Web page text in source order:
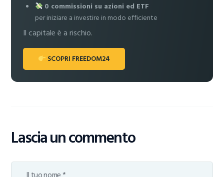
0 commissioni su azioni ed ETF
per iniziare a investire in modo efficiente
Il capitale è a rischio.
SCOPRI FREEDOM24
Lascia un commento